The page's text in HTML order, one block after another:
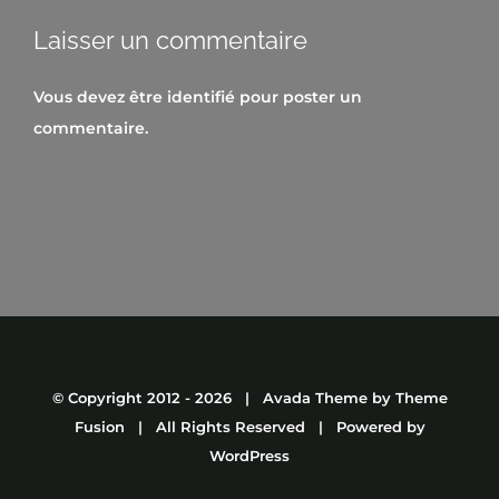
Laisser un commentaire
Vous devez être identifié pour poster un
commentaire.
© Copyright 2012 - 2026 | Avada Theme by Theme
Fusion | All Rights Reserved | Powered by
WordPress